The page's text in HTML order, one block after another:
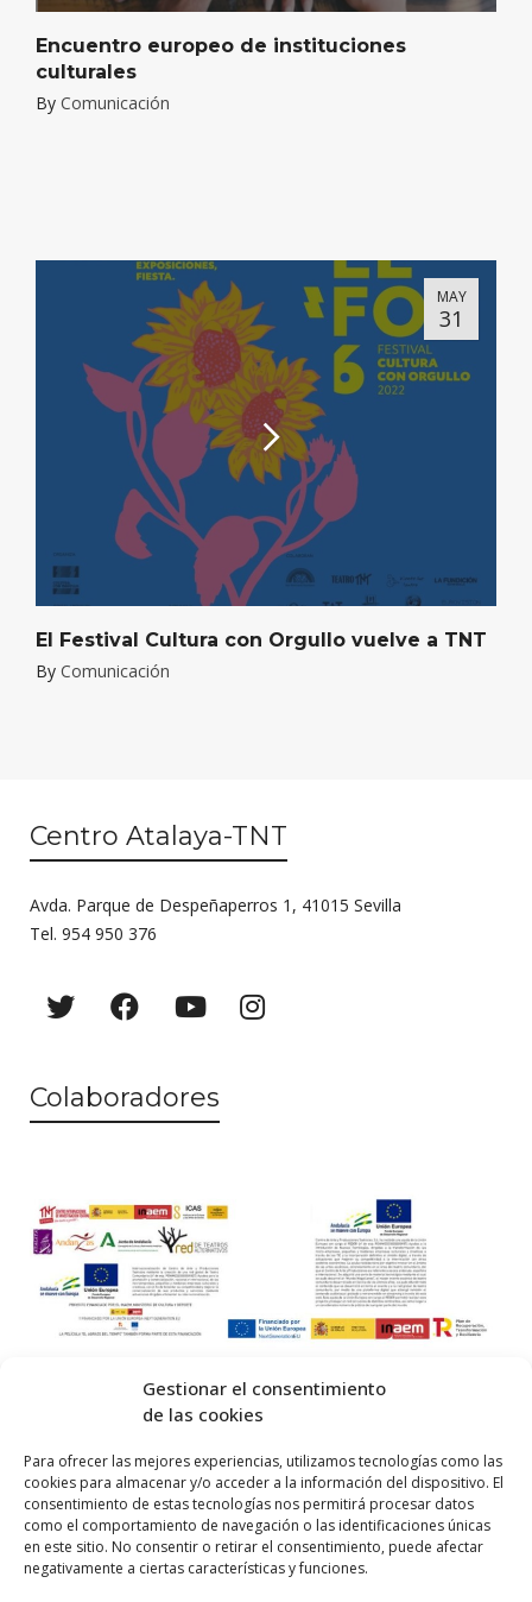
Gestionar el consentimiento
de las cookies
Para ofrecer las mejores experiencias, utilizamos tecnologías como las
cookies para almacenar y/o acceder a la información del dispositivo. El
consentimiento de estas tecnologías nos permitirá procesar datos
como el comportamiento de navegación o las identificaciones únicas
en este sitio. No consentir o retirar el consentimiento, puede afectar
negativamente a ciertas características y funciones.
Encuentro europeo de instituciones
culturales
By Comunicación
MAY
31
El Festival Cultura con Orgullo vuelve a TNT
By Comunicación
Centro Atalaya-TNT
Avda. Parque de Despeñaperros 1, 41015 Sevilla
Tel. 954 950 376
Colaboradores
by QM.
Inicio